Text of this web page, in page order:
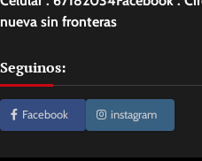
nueva sin fronteras
Seguinos:
Facebook instagram